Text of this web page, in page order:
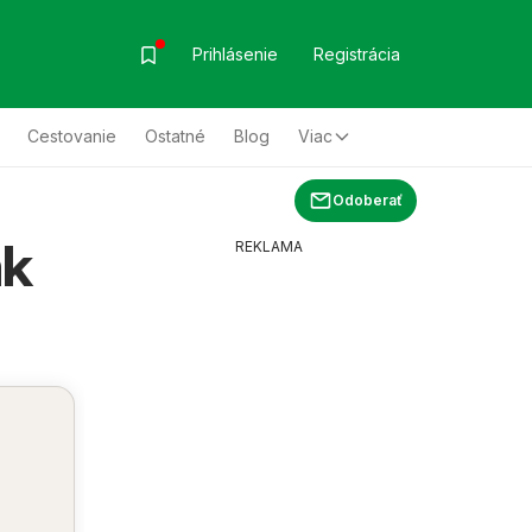
Prihlásenie Registrácia
Cestovanie Ostatné Blog Viac
Odoberať
REKLAMA